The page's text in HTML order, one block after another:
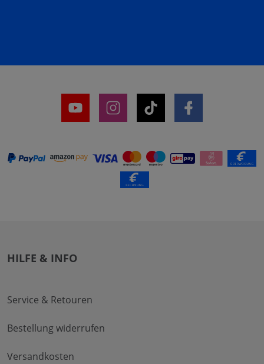
HILFE & INFO
Service & Retouren
Bestellung widerrufen
Versandkosten